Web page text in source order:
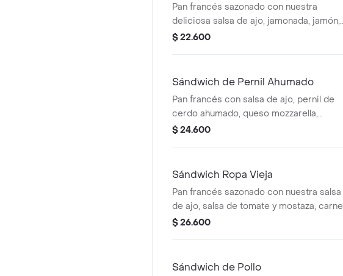
Pan francés sazonado con nuestra
deliciosa salsa de ajo, jamonada, jamón,
corderoy salami artesanales, salami,
$ 22.600
Sándwich de Pernil Ahumado
Pan francés con salsa de ajo, pernil de
cerdo ahumado, queso mozzarella,
lechuga y tomate.
$ 24.600
Sándwich Ropa Vieja
Pan francés sazonado con nuestra salsa
de ajo, salsa de tomate y mostaza, carne
desmechada, queso mozzarella, cebolla,
$ 26.600
Sándwich de Pollo